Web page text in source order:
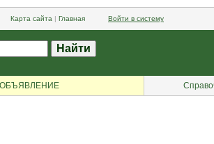
Карта сайта | Главная Войти в систему